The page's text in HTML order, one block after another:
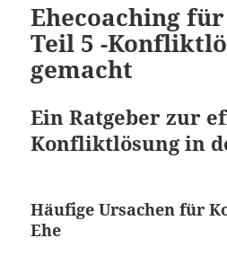
Ehecoaching
Teil 5 -
gemacht
Ein Ratgeber zur
Konfliktlösung in
Häufige Ursachen für
Ehe